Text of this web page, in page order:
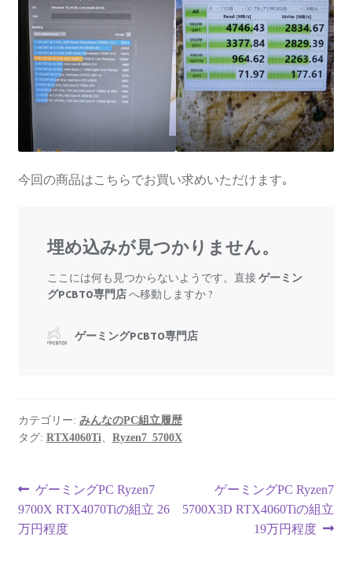
今回の商品はこちらでお買い求めいただけます｡
カテゴリー: みんなのPC組立履歴
タグ: RTX4060Ti、 Ryzen7_5700X
投
稿
前
の
投
ゲーミングPC Ryzen7
9700X RTX4070Tiの組立 26
万円程度
次
の
ゲーミングPC Ryzen7
5700X3D RTX4060Tiの組立
19万円程度